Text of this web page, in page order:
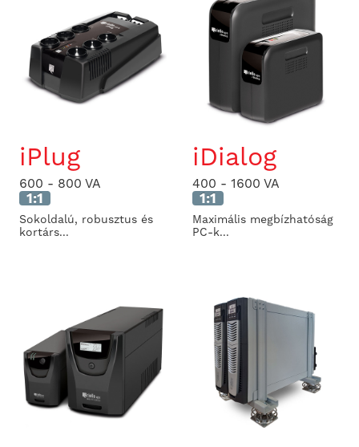
iPlug
600 - 800 VA
1:1
Sokoldalú, robusztus és
kortárs...
iDialog
400 - 1600 VA
1:1
Maximális megbízhatóság
PC-k...